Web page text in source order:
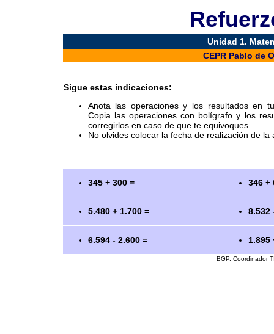
Unidad 1.
CEPR Pablo de
Sigue estas indicaciones:
Anota las operaciones y los resultados en
Copia las operaciones con bolígrafo y los
corregirlos en caso de que te equivoques.
No olvides colocar la fecha de realización de la
345 + 300 = 346 +
5.480 + 1.700 = 8.532
6.594 - 2.600 = 1.895
BGP. Coordinador